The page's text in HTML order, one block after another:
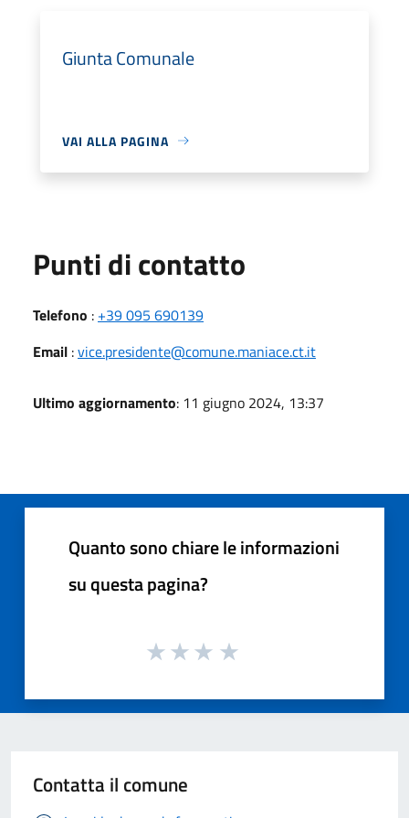
Giunta Comunale
VAI ALLA PAGINA
Punti di contatto
Telefono : +39 095 690139
Email :vice.presidente@comune.maniace.ct.it
Ultimo aggiornamento: 11 giugno 2024, 13:37
Quanto sono chiare le informazioni
su questa pagina?
Contatta il comune